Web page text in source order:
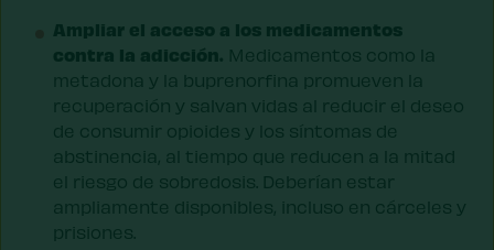
Ampliar el acceso a los medicamentos
contra la adicción. Medicamentos como la
metadona y la buprenorfina promueven la
recuperación y salvan vidas al reducir el deseo
de consumir opioides y los síntomas de
abstinencia, al tiempo que reducen a la mitad
el riesgo de sobredosis. Deberían estar
ampliamente disponibles, incluso en cárceles y
prisiones.